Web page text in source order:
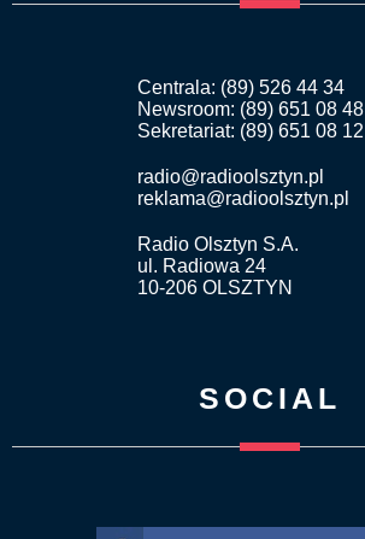
Centrala: (89) 526 44 34
Newsroom: (89) 651 08 48
Sekretariat: (89) 651 08 12
radio@radioolsztyn.pl
reklama@radioolsztyn.pl
Radio Olsztyn S.A.
ul. Radiowa 24
10-206 OLSZTYN
SOCIAL